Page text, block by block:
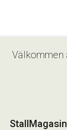
Välkommen